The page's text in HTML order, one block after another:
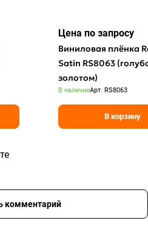
Цена по запросу
Виниловая плёнка
Satin RS8063
золотом)
В наличииАрт. RS8063
В корзину
комментарий